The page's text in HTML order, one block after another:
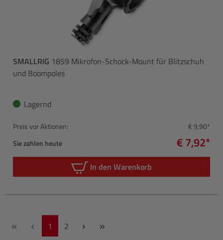
SMALLRIG 1859 Mikrofon-Schock-Mount für Blitzschuh
und Boompoles
Lagernd
Preis vor Aktionen:
€ 9,90*
Sie zahlen heute
€ 7,92*
In den Warenkorb
Seite
1 Seite
2